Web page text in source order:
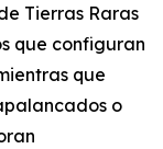
Tierras Raras
que configuran
que
o